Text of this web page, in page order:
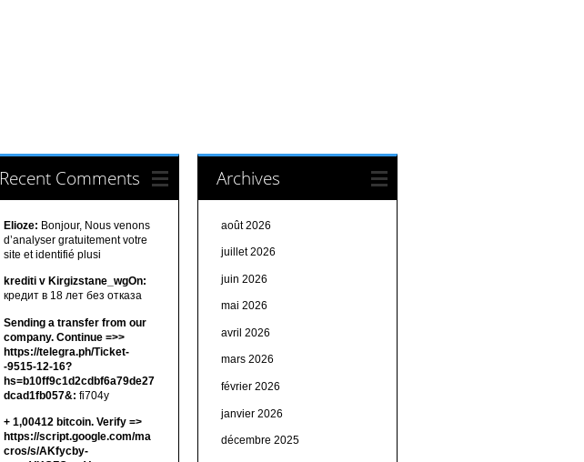
Recent Comments
Elioze: Bonjour, Nous venons
d’analyser gratuitement votre
site et identifié plusi
krediti v Kirgizstane_wgOn:
кредит в 18 лет без отказа
Sending a transfer from our
company. Continue =>>
https://telegra.ph/Ticket-
-9515-12-16?
hs=b10ff9c1d2cdbf6a79de27
dcad1fb057&: fi704y
+ 1,00412 bitсоin. Verify =>
https://script.google.com/ma
cros/s/AKfycby-
Archives
août 2026
juillet 2026
juin 2026
mai 2026
avril 2026
mars 2026
février 2026
janvier 2026
décembre 2025